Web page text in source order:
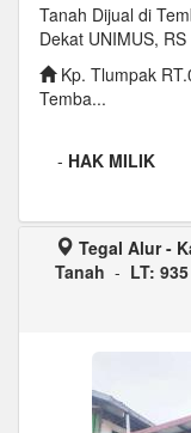
Tanah Dijual di
Dekat UNIMUS,
Kp. Tlumpak
Temba...
- HAK MILIK
Tegal Alur -
Tanah - LT: